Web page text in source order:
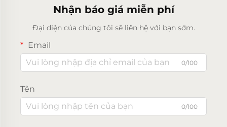
Nhận báo giá miễn phí
Đại diện của chúng tôi sẽ liên hệ với bạn sớm.
Email
0/100
Tên
0/100